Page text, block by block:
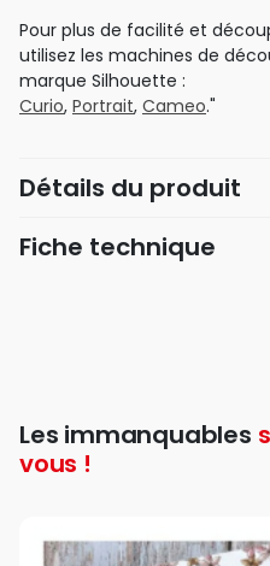
Pour plus de facilité et
utilisez les machines de
marque Silhouette :
Curio, Portrait, Cameo."
Détails du produit
Fiche technique
Les immanquables
vous !